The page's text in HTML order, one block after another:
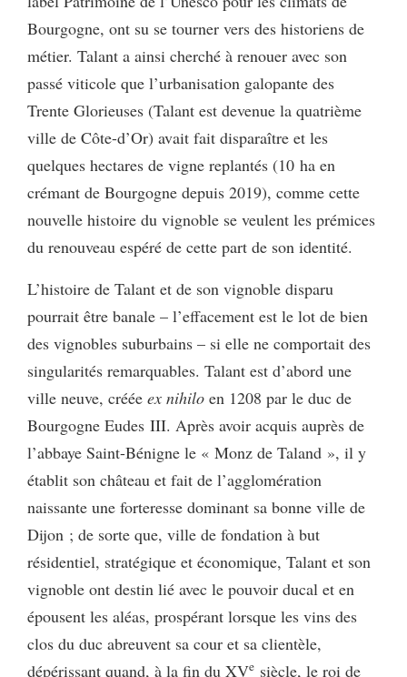
Bourgogne, ont su se tourner vers des historiens de
métier. Talant a ainsi cherché à renouer avec son
passé viticole que l’urbanisation galopante des
Trente Glorieuses (Talant est devenue la quatrième
ville de Côte-d’Or) avait fait disparaître et les
quelques hectares de vigne replantés (10 ha en
crémant de Bourgogne depuis 2019), comme cette
nouvelle histoire du vignoble se veulent les prémices
du renouveau espéré de cette part de son identité.
L’histoire de Talant et de son vignoble disparu
pourrait être banale – l’effacement est le lot de bien
des vignobles suburbains – si elle ne comportait des
singularités remarquables. Talant est d’abord une
ville neuve, créée ex nihilo en 1208 par le duc de
Bourgogne Eudes III. Après avoir acquis auprès de
l’abbaye Saint-Bénigne le « Monz de Taland », il y
établit son château et fait de l’agglomération
naissante une forteresse dominant sa bonne ville de
Dijon ; de sorte que, ville de fondation à but
résidentiel, stratégique et économique, Talant et son
vignoble ont destin lié avec le pouvoir ducal et en
épousent les aléas, prospérant lorsque les vins des
clos du duc abreuvent sa cour et sa clientèle,
dépérissant quand, à la fin du XVe siècle, le roi de